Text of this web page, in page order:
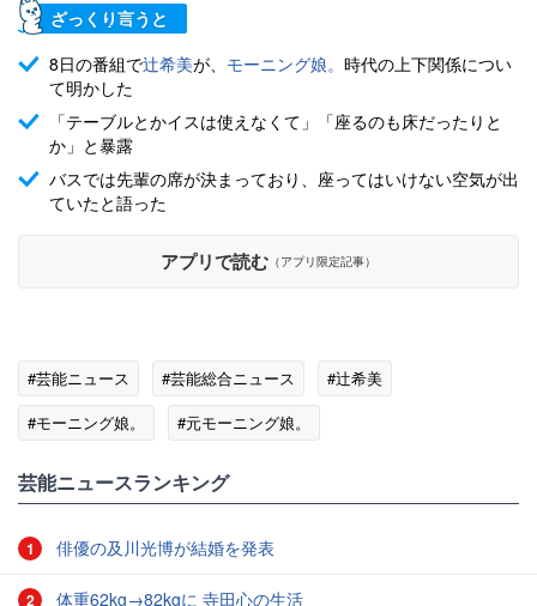
ざっくり言うと
8日の番組で辻希美が、 モーニング娘。 時代の上下関係につい
て明かした
「テーブルとかイスは使えなくて」「座るのも床だったりと
か」と暴露
バスでは先輩の席が決まっており、座ってはいけない空気が出
ていたと語った
アプリで読む （アプリ限定記事）
#芸能ニュース #芸能総合ニュース
#辻希美
#モーニング娘。
#元モーニング娘。
芸能ニュースランキング
1 俳優の及川光博が結婚を発表
2 体重62kg→82kgに 寺田心の生活